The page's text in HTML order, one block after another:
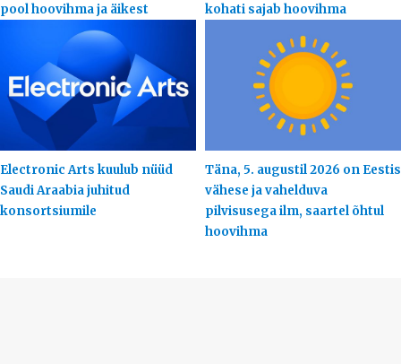
pool hoovihma ja äikest
kohati sajab hoovihma
Electronic Arts kuulub nüüd
Saudi Araabia juhitud
konsortsiumile
Täna, 5. augustil 2026 on Eestis
vähese ja vahelduva
pilvisusega ilm, saartel õhtul
hoovihma